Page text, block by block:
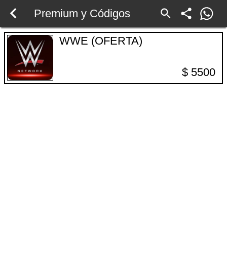
Premium y Códigos
WWE (OFERTA)
$ 5500